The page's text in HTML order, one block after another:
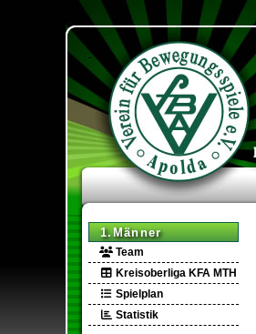
1.Männer
Team
Kreisoberliga KFA MTH
Spielplan
Statistik